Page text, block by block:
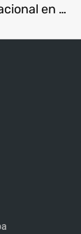
Profesores de ISAE Universidad, participan en Pasantía Internacional en Estrategias de Litigación Penal